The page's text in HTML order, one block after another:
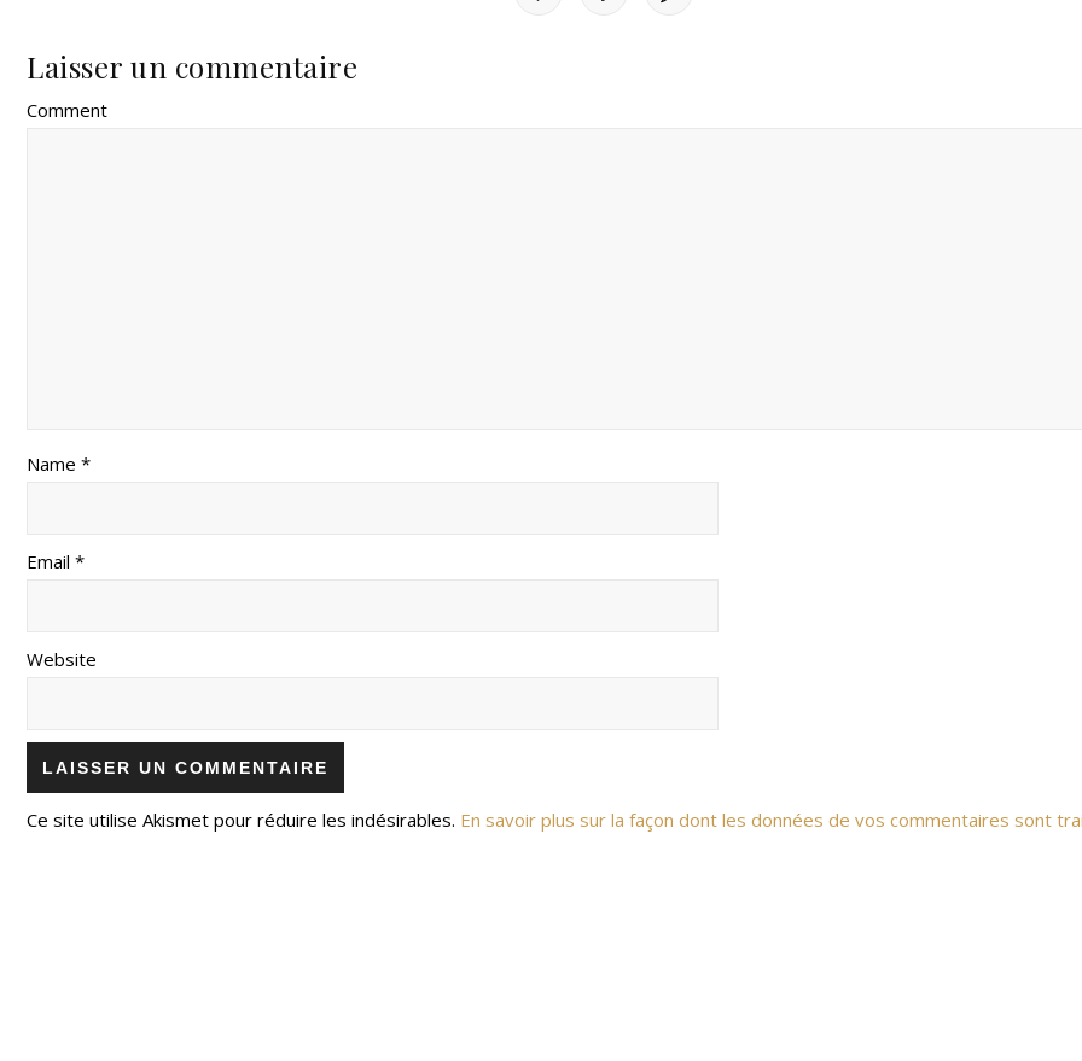
Laisser un commentaire
Comment
Name *
Email *
Website
Ce site utilise Akismet pour réduire les indésirables. En savoir plus sur la façon dont les données de vos commentaires sont